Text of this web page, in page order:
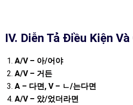
IV. Diễn Tả Điều Kiện
A/V – 아/어야
A/V – 거든
A – 다면, V – ㄴ/는다면
A/V – 았/었더라면